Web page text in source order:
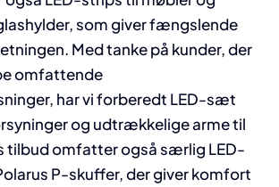
som giver fængslende
Med tanke på kunder, der
omfattende
har vi forberedt LED-sæt
og udtrækkelige arme til
tilbud omfatter også særlig LED-
P-skuffer, der giver komfort